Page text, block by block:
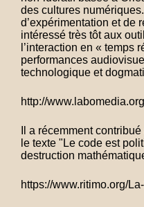
des cultures
d’expérimentation et de
intéressé très tôt aux
l’interaction en « temps
performances
technologique et
http://www.labomedia.org
Il a récemment
le texte "Le code est
destruction
https://www.ritimo.org/